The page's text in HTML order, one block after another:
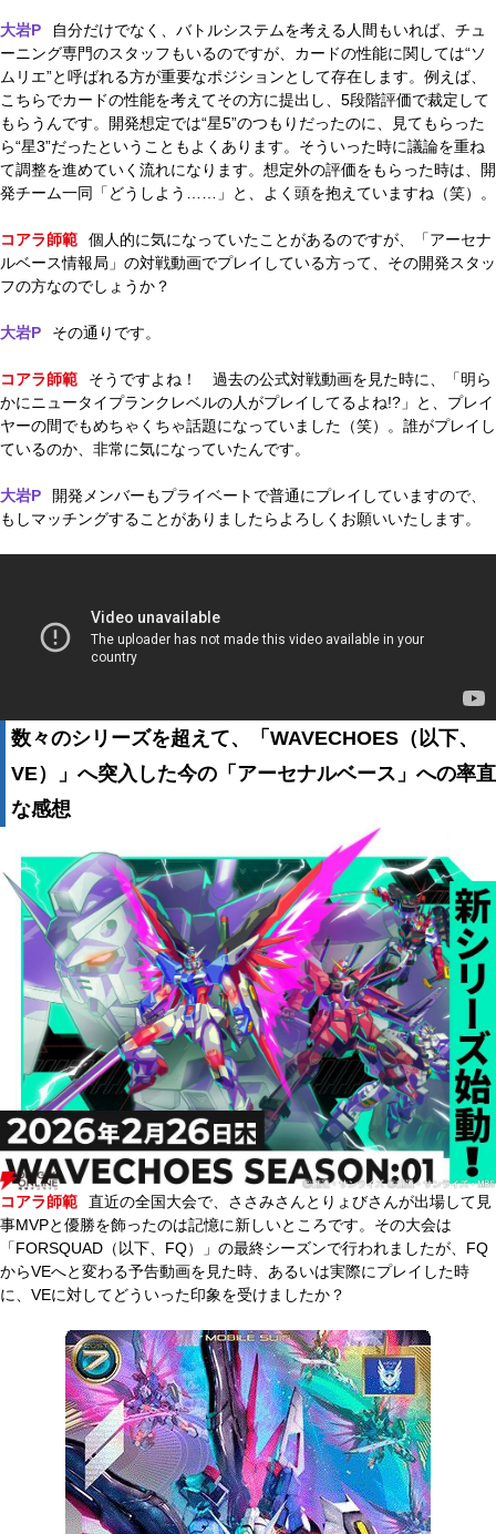
大岩P
自分だけでなく、バトルシステムを考える人間もいれば、チュ
ーニング専門のスタッフもいるのですが、カードの性能に関しては“ソ
ムリエ”と呼ばれる方が重要なポジションとして存在します。例えば、
こちらでカードの性能を考えてその方に提出し、5段階評価で裁定して
もらうんです。開発想定では“星5”のつもりだったのに、見てもらった
ら“星3”だったということもよくあります。そういった時に議論を重ね
て調整を進めていく流れになります。想定外の評価をもらった時は、開
発チーム一同「どうしよう……」と、よく頭を抱えていますね（笑）。
コアラ師範
個人的に気になっていたことがあるのですが、「アーセナ
ルベース情報局」の対戦動画でプレイしている方って、その開発スタッ
フの方なのでしょうか？
大岩P その通りです。
コアラ師範
そうですよね！ 過去の公式対戦動画を見た時に、「明ら
かにニュータイプランクレベルの人がプレイしてるよね!?」と、プレイ
ヤーの間でもめちゃくちゃ話題になっていました（笑）。誰がプレイし
ているのか、非常に気になっていたんです。
大岩P
開発メンバーもプライベートで普通にプレイしていますので、
もしマッチングすることがありましたらよろしくお願いいたします。
数々のシリーズを超えて、「WAVECHOES（以下、
VE）」へ突入した今の「アーセナルベース」への率直
な感想
コアラ師範
直近の全国大会で、ささみさんとりょびさんが出場して見
事MVPと優勝を飾ったのは記憶に新しいところです。その大会は
「FORSQUAD（以下、FQ）」の最終シーズンで行われましたが、FQ
からVEへと変わる予告動画を見た時、あるいは実際にプレイした時
に、VEに対してどういった印象を受けましたか？